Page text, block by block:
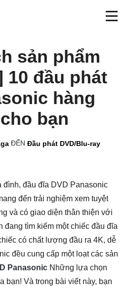
sản phẩm
10 đầu phát
hàng
bạn
ĐẾN Đầu phát DVD/Blu-ray
đình, đầu đĩa DVD Panasonic
đến trải nghiệm xem tuyệt
và có giao diện thân thiện với
đang tìm kiếm một chiếc đầu đĩa
có chất lượng đầu ra 4K, dễ
đều cung cấp một loạt các sản
Panasonic Những lựa chọn
bạn! Và trong bài viết này, bạn